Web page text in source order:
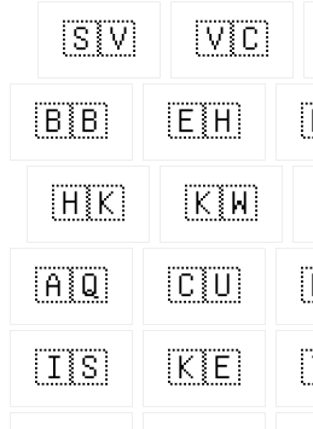
🇸🇻 🇻🇨
🇧🇧 🇪🇭
🇭🇰 🇰🇼
🇦🇶 🇨🇺
🇮🇸 🇰🇪